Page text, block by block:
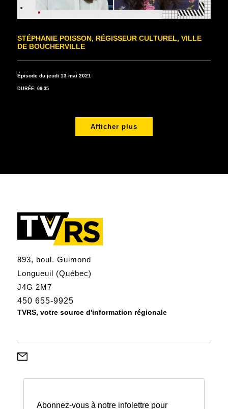
STÉPHANIE POISSON, RÉGISSEUR CULTUREL, VILLE
DE BOUCHERVILLE
Épisode du jeudi 13 mai 2021
DURÉE: 06:35
Afficher plus
893, boul. Guimond
Longueuil (Québec)
J4G 2M7
450 655-9925
TVRS, votre source d'information régionale
Abonnez-vous à notre infolettre pour